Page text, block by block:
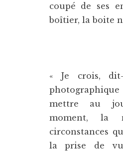
coupé de ses
boîtier, la boite
« Je crois,
mettre au
moment, la
circonstances
la prise de